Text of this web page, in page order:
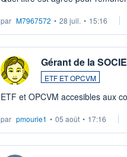
par M7967572 • 28 juil. • 15:16
Gérant de la
ETF ET OPCVM
ETF et OPCVM
par pmourie1 • 05 août • 17:16